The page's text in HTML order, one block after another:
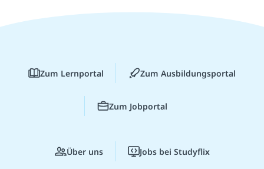
Zum Lernportal Zum Ausbildungsportal
Zum Jobportal
Über uns Jobs bei Studyflix